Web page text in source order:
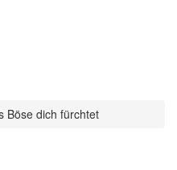
Böse dich fürchtet